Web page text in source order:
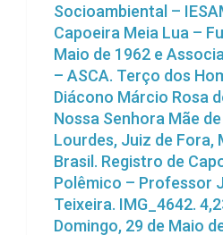
Socioambiental –
Capoeira Meia Lua –
Maio de 1962 e
– ASCA. Terço dos
Diácono Márcio Rosa
Nossa Senhora Mãe
Lourdes, Juiz de Fora,
Brasil. Registro de
Polêmico – Professor
Teixeira. IMG_4642.
Domingo, 29 de Maio